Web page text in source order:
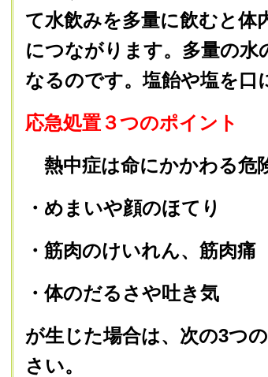
て水飲みを多量に飲むと体
につながります。多量の水
なるのです。塩飴や塩を口
応急処置３つのポイント
熱中症は命にかかわる危
・めまいや顔のほてり
・筋肉のけいれん、筋肉痛
・体のだるさや吐き気
が生じた場合は、次の3つ
さい。